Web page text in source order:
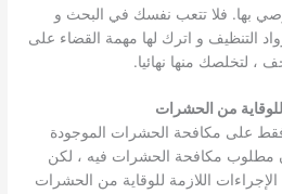
بها. فلا تتعب نفسك في البحث و
التنظيف و اترك لها مهمة القضاء على
، لتخلصك منها نهائيا.
من الحشرات
على مكافحة الحشرات الموجودة
مطلوب مكافحة الحشرات فيه ، لكن
اللازمة للوقاية من الحشرات